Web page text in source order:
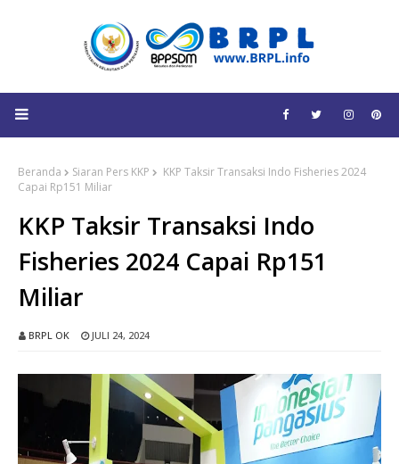
Beranda Siaran Pers KKP
KKP Taksir Transaksi Indo Fisheries 2024
Capai Rp151 Miliar
KKP Taksir Transaksi Indo
Fisheries 2024 Capai Rp151
Miliar
BRPL OK JULI 24, 2024